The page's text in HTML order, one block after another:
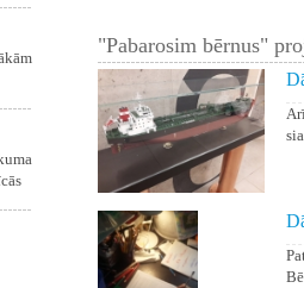
"Pabarosim bērnus"